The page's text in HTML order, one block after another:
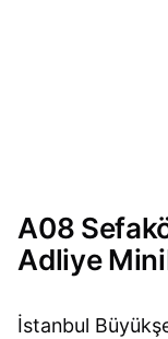
A08
Adliye
İstanbul